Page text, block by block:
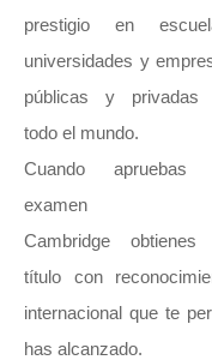
prestigio en
universidades y
públicas y privadas
todo el mundo.
Cuando apruebas
examen
Cambridge obtienes
título con
internacional que te
has alcanzado.